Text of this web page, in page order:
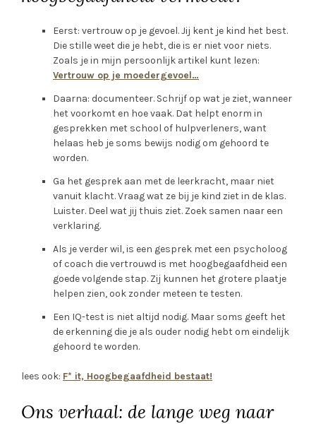
Eerst: vertrouw op je gevoel. Jij kent je kind het best.
Die stille weet die je hebt, die is er niet voor niets.
Zoals je in mijn persoonlijk artikel kunt lezen:
Vertrouw op je moedergevoel…
Daarna: documenteer. Schrijf op wat je ziet, wanneer
het voorkomt en hoe vaak. Dat helpt enorm in
gesprekken met school of hulpverleners, want
helaas heb je soms bewijs nodig om gehoord te
worden.
Ga het gesprek aan met de leerkracht, maar niet
vanuit klacht. Vraag wat ze bij je kind ziet in de klas.
Luister. Deel wat jij thuis ziet. Zoek samen naar een
verklaring.
Als je verder wil, is een gesprek met een psycholoog
of coach die vertrouwd is met hoogbegaafdheid een
goede volgende stap. Zij kunnen het grotere plaatje
helpen zien, ook zonder meteen te testen.
Een IQ-test is niet altijd nodig. Maar soms geeft het
de erkenning die je als ouder nodig hebt om eindelijk
gehoord te worden.
lees ook: F* it, Hoogbegaafdheid bestaat!
Ons verhaal: de lange weg naar